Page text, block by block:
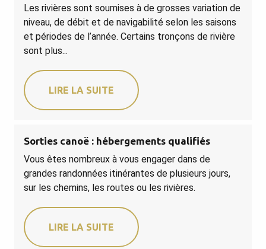
Les rivières sont soumises à de grosses variation de
niveau, de débit et de navigabilité selon les saisons
et périodes de l’année. Certains tronçons de rivière
sont plus...
LIRE LA SUITE
Sorties canoë : hébergements qualifiés
Vous êtes nombreux à vous engager dans de
grandes randonnées itinérantes de plusieurs jours,
sur les chemins, les routes ou les rivières.
LIRE LA SUITE